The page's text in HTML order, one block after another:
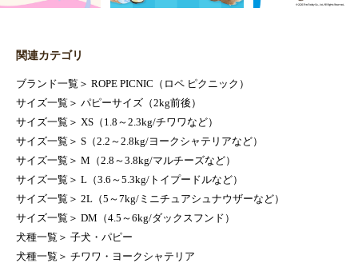
関連カテゴリ
ブランド一覧 ＞ ROPE PICNIC（ロペ ピクニック）
サイズ一覧 ＞ パピーサイズ（2kg前後）
サイズ一覧 ＞ XS（1.8～2.3kg/チワワなど）
サイズ一覧 ＞ S（2.2～2.8kg/ヨークシャテリアなど）
サイズ一覧 ＞ M（2.8～3.8kg/マルチーズなど）
サイズ一覧 ＞ L（3.6～5.3kg/トイプードルなど）
サイズ一覧 ＞ 2L（5～7kg/ミニチュアシュナウザーなど）
サイズ一覧 ＞ DM（4.5～6kg/ダックスフンド）
犬種一覧 ＞ 子犬・パピー
犬種一覧 ＞ チワワ・ヨークシャテリア